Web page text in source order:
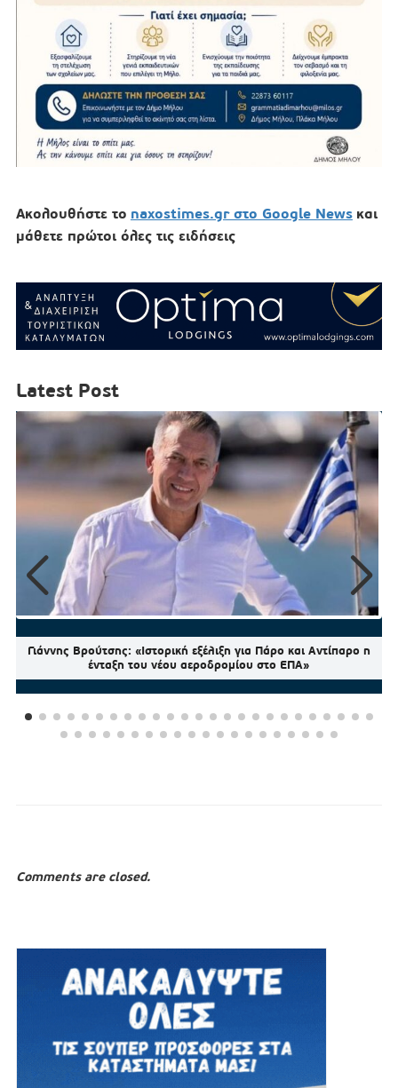
Ακολουθήστε το naxostimes.gr στο Google News και
μάθετε πρώτοι όλες τις ειδήσεις
Latest Post
Γιάννης Βρούτσης: «Ιστορική εξέλιξη για Πάρο και Αντίπαρο η
ένταξη του νέου αεροδρομίου στο ΕΠΑ»
Comments are closed.